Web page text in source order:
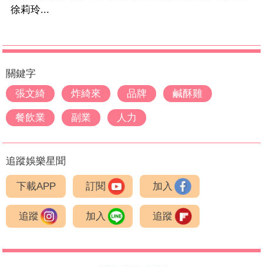
徐莉玲...
關鍵字
張文綺
炸綺來 品牌 鹹酥雞
餐飲業 副業 人力
追蹤娛樂星聞
下載APP 訂閱 加入
追蹤 加入 追蹤